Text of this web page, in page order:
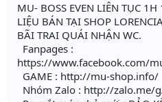
MU- BOSS EVEN LIÊN TỤC
LIỆU BÁN TẠI SHOP
BÃI TRAI QUÁI NHẬN WC.
Fanpages :
https://www.facebook.com/
GAME : http://mu-shop.info/
Nhóm Zalo : http://zalo.me/